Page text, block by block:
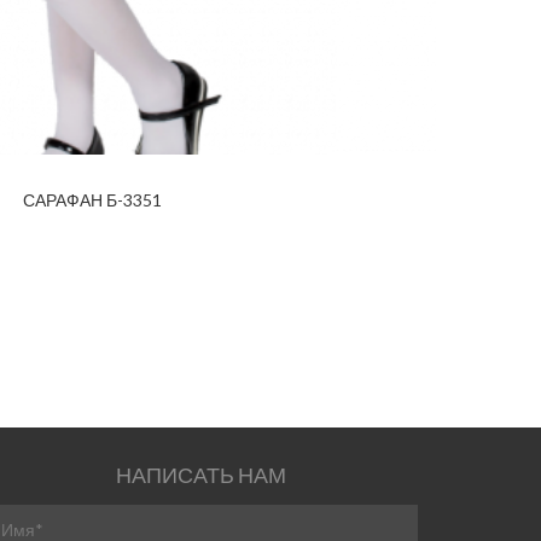
САРАФАН Б-3351
НАПИСАТЬ НАМ